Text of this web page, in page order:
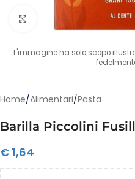
Clicca per ingrandire
L'immagine ha solo scopo
Home/Alimentari/Pasta
Barilla Piccolini
€ 1,64